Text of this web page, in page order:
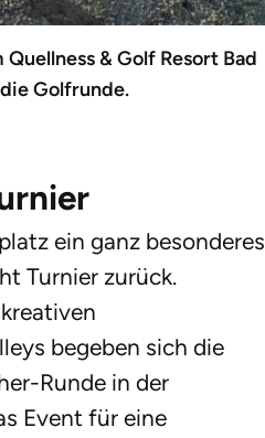
& Golf Resort Bad
Golfrunde.
ein ganz besonderes
Turnier zurück.
begeben sich die
Runde in der
Event für eine